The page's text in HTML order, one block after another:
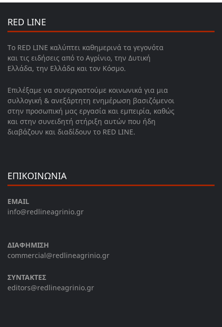
RED LINE
Το RED LINE καλύπτει καθημερινά τα γεγονότα
και τις ειδήσεις από το Αγρίνιο, την Δυτική
Ελλάδα, την Ελλάδα και τον Κόσμο.
Επιλέξαμε να συνεργαστούμε κοινωνικά για μια
συλλογική & ανεξάρτητη ενημέρωση βασιζόμενοι
στην προσωπική μας εργασία και εμπειρία, καθώς
και στην συνειδητή στήριξη αυτών που ήδη
διαβάζουν και διαδίδουν το RED LINE.
ΕΠΙΚΟΙΝΩΝΙΑ
EMAIL
info@redlineagrinio.gr
ΔΙΑΦΗΜΙΣΗ
commercial@redlineagrinio.gr
ΣΥΝΤΑΚΤΕΣ
editors@redlineagrinio.gr